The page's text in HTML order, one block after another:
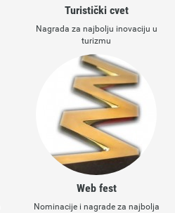
Turistički cvet
Nagrada za najbolju inovaciju u
turizmu
Web fest
Nominacije i nagrade za najbolja